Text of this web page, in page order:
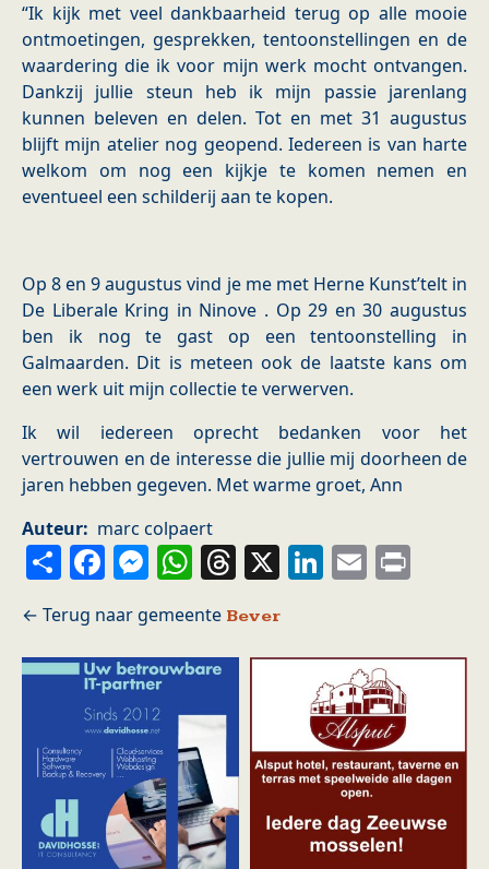
“Ik kijk met veel dankbaarheid terug op alle mooie
ontmoetingen, gesprekken, tentoonstellingen en de
waardering die ik voor mijn werk mocht ontvangen.
Dankzij jullie steun heb ik mijn passie jarenlang
kunnen beleven en delen. Tot en met 31 augustus
blijft mijn atelier nog geopend. Iedereen is van harte
welkom om nog een kijkje te komen nemen en
eventueel een schilderij aan te kopen.
Op 8 en 9 augustus vind je me met Herne Kunst’telt in
De Liberale Kring in Ninove . Op 29 en 30 augustus
ben ik nog te gast op een tentoonstelling in
Galmaarden. Dit is meteen ook de laatste kans om
een werk uit mijn collectie te verwerven.
Ik wil iedereen oprecht bedanken voor het
vertrouwen en de interesse die jullie mij doorheen de
jaren hebben gegeven. Met warme groet, Ann
Auteur
marc colpaert
ShareFacebook
Messenger
WhatsApp
Threads
X LinkedIn
Email
Bever